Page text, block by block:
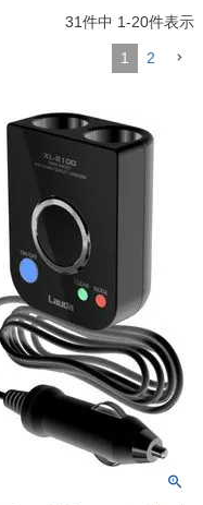
31件中 1-20件表示
1 2